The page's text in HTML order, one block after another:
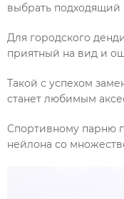
выбрать подходящий
Для городского
приятный на вид и
Такой с успехом
станет любимым
Спортивному парню
нейлона со